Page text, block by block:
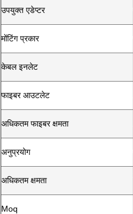
उपयुक्त एडेप्टर
मोंटिंग प्रकार
केबल इनलेट
फाइबर आउटलेट
अधिकतम फाइबर क्षमता
अनुप्रयोग
अधिकतम क्षमता
Moq